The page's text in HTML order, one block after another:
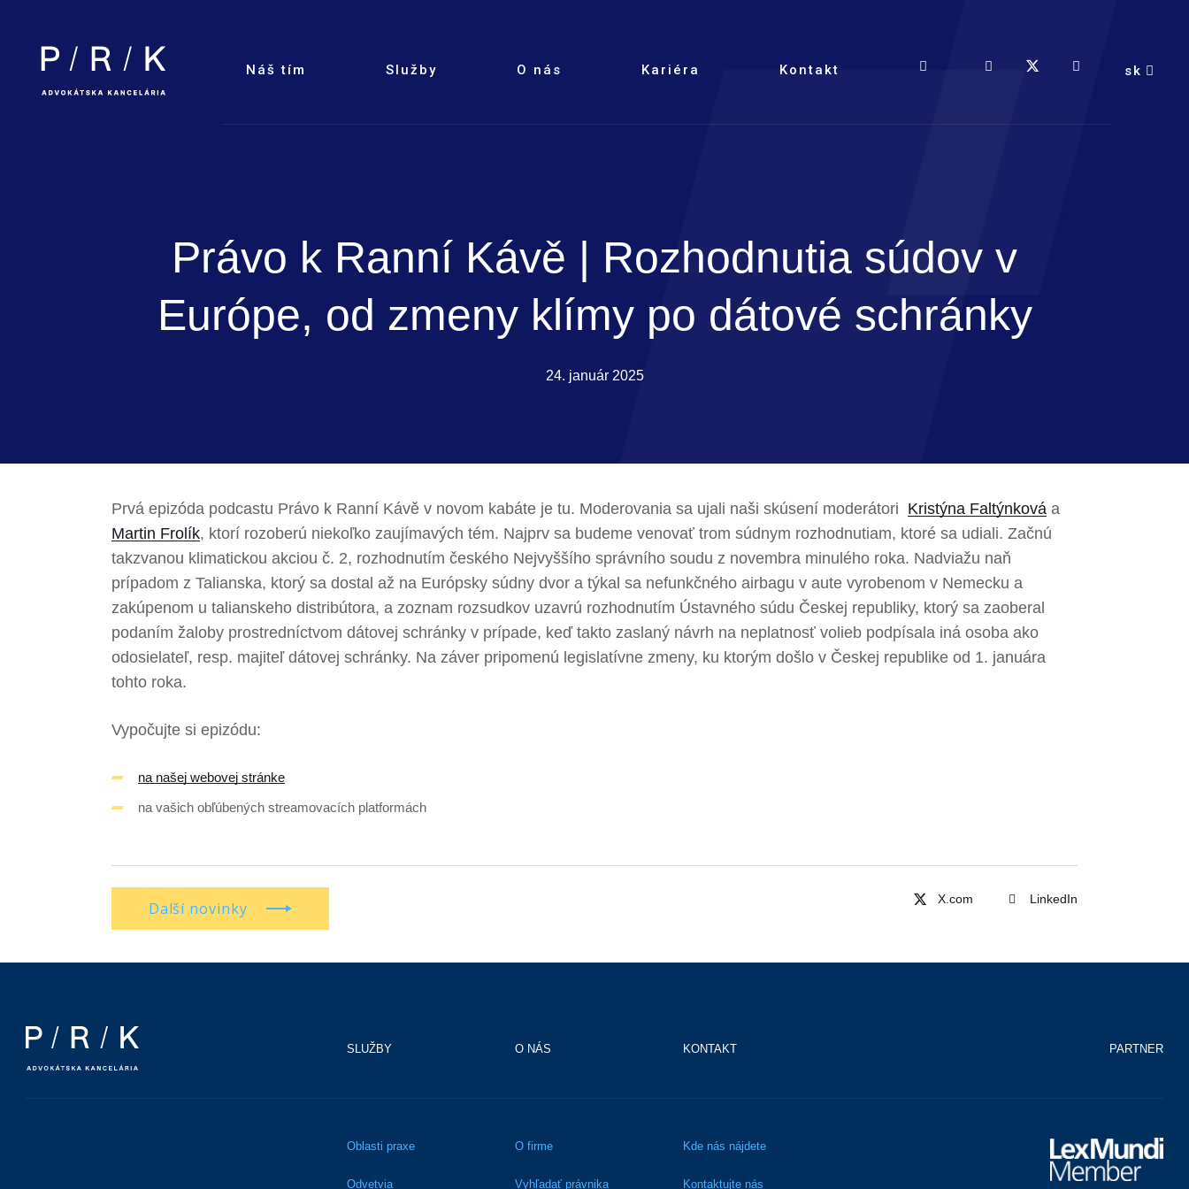
Náš tím Služby O nás Kariéra Kontakt sk
Právo k Ranní Kávě | Rozhodnutia súdov v
Európe, od zmeny klímy po dátové schránky
24. január 2025
Prvá epizóda podcastu Právo k Ranní Kávě v novom kabáte je tu. Moderovania sa ujali naši skúsení moderátori Kristýna Faltýnková a
Martin Frolík, ktorí rozoberú niekoľko zaujímavých tém. Najprv sa budeme venovať trom súdnym rozhodnutiam, ktoré sa udiali. Začnú
takzvanou klimatickou akciou č. 2, rozhodnutím českého Nejvyššího správního soudu z novembra minulého roka. Nadviažu naň
prípadom z Talianska, ktorý sa dostal až na Európsky súdny dvor a týkal sa nefunkčného airbagu v aute vyrobenom v Nemecku a
zakúpenom u talianskeho distribútora, a zoznam rozsudkov uzavrú rozhodnutím Ústavného súdu Českej republiky, ktorý sa zaoberal
podaním žaloby prostredníctvom dátovej schránky v prípade, keď takto zaslaný návrh na neplatnosť volieb podpísala iná osoba ako
odosielateľ, resp. majiteľ dátovej schránky. Na záver pripomenú legislatívne zmeny, ku ktorým došlo v Českej republike od 1. januára
tohto roka.
Vypočujte si epizódu:
na našej webovej stránke
na vašich obľúbených streamovacích platformách
Další novinky LinkedIn
SLUŽBY
Oblasti praxe
Odvetvia
O NÁS
O firme
Vyhľadať právnika
KONTAKT
Kde nás nájdete
Kontaktujte nás
PARTNER